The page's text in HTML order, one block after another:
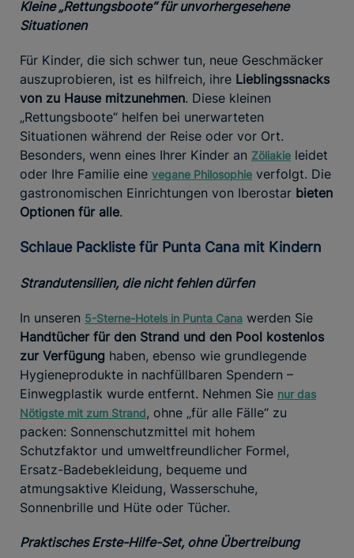
Kleine „Rettungsboote“ für unvorhergesehene
Situationen
Für Kinder, die sich schwer tun, neue Geschmäcker
auszuprobieren, ist es hilfreich, ihre Lieblingssnacks
von zu Hause mitzunehmen. Diese kleinen
„Rettungsboote“ helfen bei unerwarteten
Situationen während der Reise oder vor Ort.
Besonders, wenn eines Ihrer Kinder an Zöliakie leidet
oder Ihre Familie eine vegane Philosophie verfolgt. Die
gastronomischen Einrichtungen von Iberostar bieten
Optionen für alle.
Schlaue Packliste für Punta Cana mit Kindern
Strandutensilien, die nicht fehlen dürfen
In unseren 5-Sterne-Hotels in Punta Cana werden Sie
Handtücher für den Strand und den Pool kostenlos
zur Verfügung haben, ebenso wie grundlegende
Hygieneprodukte in nachfüllbaren Spendern –
Einwegplastik wurde entfernt. Nehmen Sie nur das
Nötigste mit zum Strand, ohne „für alle Fälle“ zu
packen: Sonnenschutzmittel mit hohem
Schutzfaktor und umweltfreundlicher Formel,
Ersatz-Badebekleidung, bequeme und
atmungsaktive Kleidung, Wasserschuhe,
Sonnenbrille und Hüte oder Tücher.
Praktisches Erste-Hilfe-Set, ohne Übertreibung